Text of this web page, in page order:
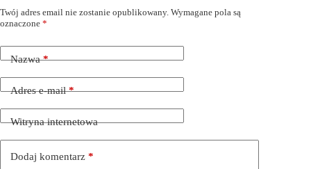
Twój adres email nie zostanie opublikowany. Wymagane pola są
oznaczone *
Nazwa*
Adres e-mail*
Witryna internetowa
Dodaj komentarz *